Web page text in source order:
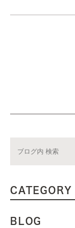
CATEGORY
BLOG